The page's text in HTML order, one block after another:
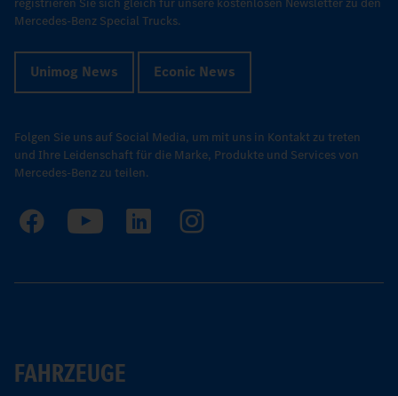
Mercedes-Benz Special Trucks.
Unimog News Econic News
Folgen Sie uns auf Social Media, um mit uns in Kontakt zu treten
und Ihre Leidenschaft für die Marke, Produkte und Services von
Mercedes-Benz zu teilen.
FAHRZEUGE